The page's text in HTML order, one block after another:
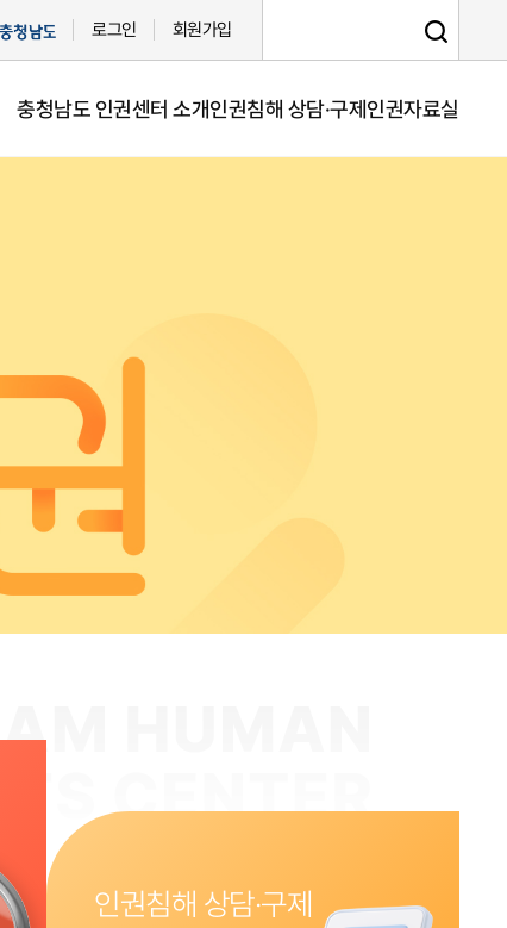
로그인 회원가입
충청남도 인권센터 소개인권침해 상담·구제인권자료실
인권침해 상담·구제